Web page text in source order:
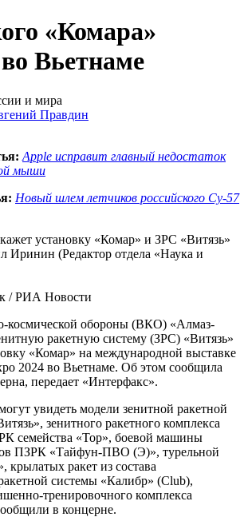
«Комара»
Вьетнаме
Правдин
Apple исправит главный недостаток
мыши
Новый шлем летчиков российского Су-57
установку «Комар» и ЗРС «Витязь»
Иринин (Редактор отдела «Наука и
/ РИА Новости
космической обороны (ВКО) «Алмаз-
ракетную систему (ЗРС) «Витязь»
«Комар» на международной выставке
2024 во Вьетнаме. Об этом сообщила
передает «Интерфакс».
увидеть модели зенитной ракетной
зенитного ракетного комплекса
семейства «Тор», боевой машины
ПЗРК «Тайфун-ПВО (Э)», турельной
крылатых ракет из состава
системы «Калибр» (Club),
тренировочного комплекса
в концерне.